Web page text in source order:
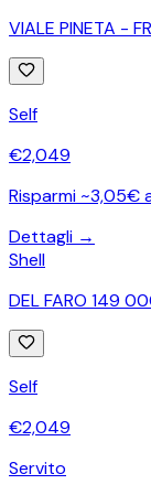
VIALE PINETA -
Self
€2,049
Risparmi ~3,05€
Dettagli →
Shell
DEL FARO 149
Self
€2,049
Servito